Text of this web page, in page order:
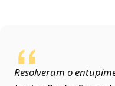
Resolveram o